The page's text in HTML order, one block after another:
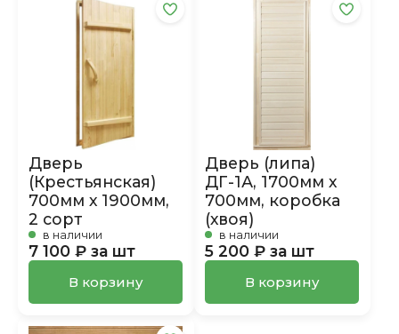
Дверь
(Крестьянская)
700мм х 1900мм,
2 сорт
в наличии
7 100 ₽ за шт
В корзину
Дверь (липа)
ДГ-1А, 1700мм х
700мм, коробка
(хвоя)
в наличии
5 200 ₽ за шт
В корзину